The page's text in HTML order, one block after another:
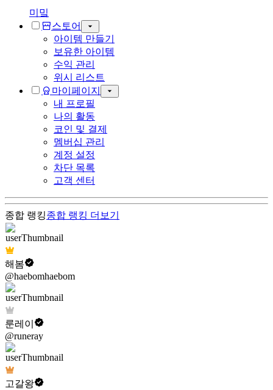
미밐
스토어
아이템 만들기
보유한 아이템
수익 관리
위시 리스트
마이페이지
내 프로필
나의 활동
코인 및 결제
멤버십 관리
계정 설정
차단 목록
고객 센터
종합 랭킹종합 랭킹 더보기
해봄
@haebomhaebom
룬레이
@runeray
고갈왕